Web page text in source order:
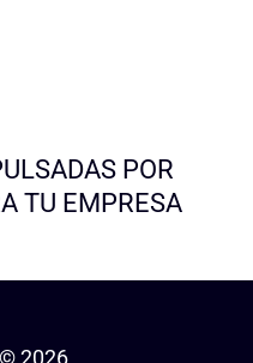
POR
TU EMPRESA
2026